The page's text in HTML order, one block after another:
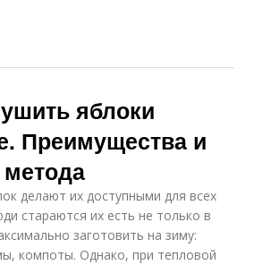
яблоки
Преимущества и
метода
делают их доступными для всех
стараются их есть не только в
заготовить на зиму:
компоты. Однако, при тепловой